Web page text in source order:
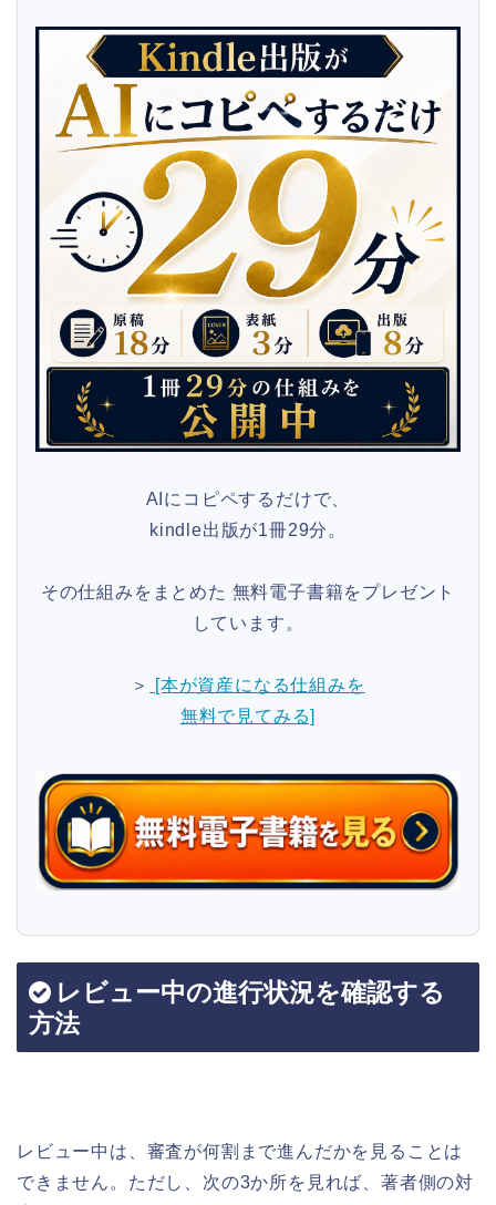
AIにコピペするだけで、
kindle出版が1冊29分。
その仕組みをまとめた 無料電子書籍をプレゼント
しています。
＞
[本が資産になる仕組みを
無料で見てみる]
レビュー中の進行状況を確認する
方法
レビュー中は、審査が何割まで進んだかを見ることは
できません。ただし、次の3か所を見れば、著者側の対